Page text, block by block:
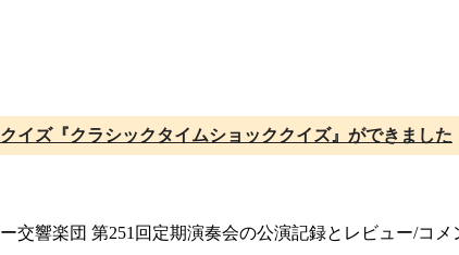
イズ『クラシックタイムショッククイズ』ができました
響楽団 第251回定期演奏会の公演記録とレビュー/コメ